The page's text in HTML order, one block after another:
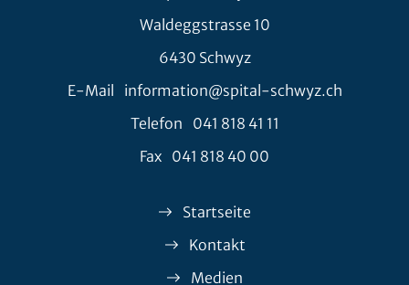
Waldeggstrasse 10
6430 Schwyz
E-Mail
information@spital-schwyz.ch
Telefon
041 818 41 11
Fax 041 818 40 00
Startseite
Kontakt
Medien